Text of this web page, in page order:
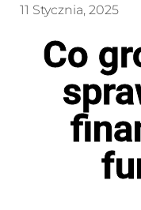
11 Stycznia, 2025
Co